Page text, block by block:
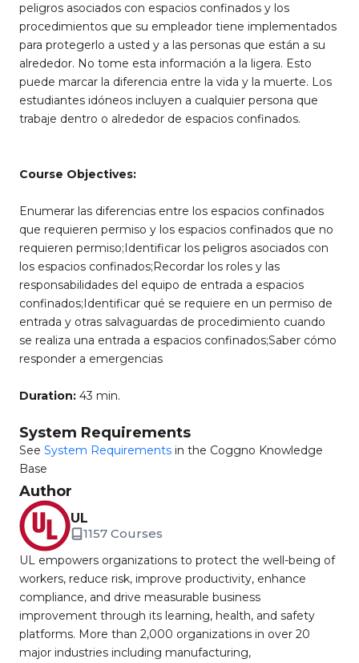
peligros asociados con espacios confinados y los
procedimientos que su empleador tiene implementados
para protegerlo a usted y a las personas que están a su
alrededor. No tome esta información a la ligera. Esto
puede marcar la diferencia entre la vida y la muerte. Los
estudiantes idóneos incluyen a cualquier persona que
trabaje dentro o alrededor de espacios confinados.
Course Objectives:
Enumerar las diferencias entre los espacios confinados
que requieren permiso y los espacios confinados que no
requieren permiso;Identificar los peligros asociados con
los espacios confinados;Recordar los roles y las
responsabilidades del equipo de entrada a espacios
confinados;Identificar qué se requiere en un permiso de
entrada y otras salvaguardas de procedimiento cuando
se realiza una entrada a espacios confinados;Saber cómo
responder a emergencias
Duration: 43 min.
System Requirements
See System Requirements in the Coggno Knowledge
Base
Author
UL
1157 Courses
UL empowers organizations to protect the well-being of
workers, reduce risk, improve productivity, enhance
compliance, and drive measurable business
improvement through its learning, health, and safety
platforms. More than 2,000 organizations in over 20
major industries including manufacturing,